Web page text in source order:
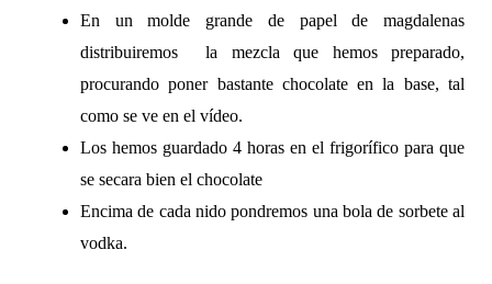
En un molde grande de papel de magdalenas
distribuiremos la mezcla que hemos preparado,
procurando poner bastante chocolate en la base, tal
como se ve en el vídeo.
Los hemos guardado 4 horas en el frigorífico para que
se secara bien el chocolate
Encima de cada nido pondremos una bola de sorbete al
vodka.